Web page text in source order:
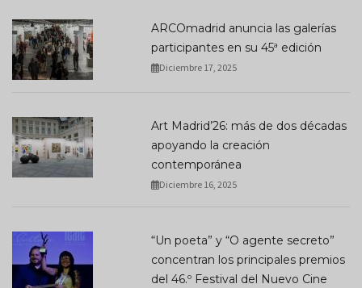
ARCOmadrid anuncia las galerías
participantes en su 45ª edición
Diciembre 17, 2025
Art Madrid’26: más de dos décadas
apoyando la creación
contemporánea
Diciembre 16, 2025
“Un poeta” y “O agente secreto”
concentran los principales premios
del 46.º Festival del Nuevo Cine